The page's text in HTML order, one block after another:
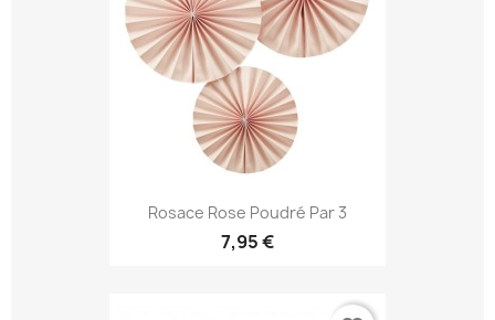
Rosace Rose Poudré Par 3
7,95 €